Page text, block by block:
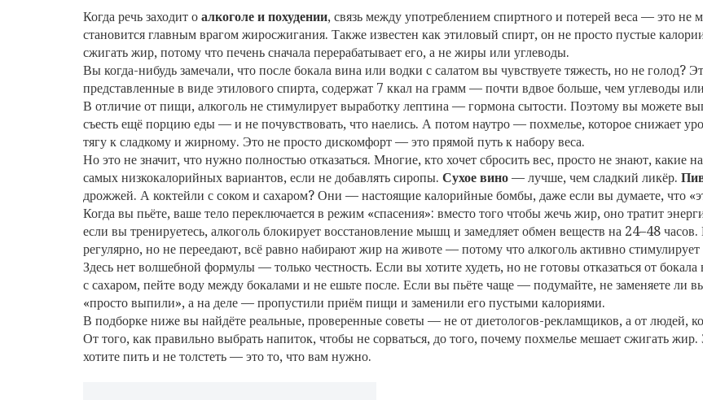
Когда речь заходит о алкоголе и похудении, связь между употреблением спиртного и потерей веса — это
становится главным врагом жиросжигания. Также известен как этиловый спирт, он не просто пустые
сжигать жир, потому что печень сначала перерабатывает его, а не жиры или углеводы.
Вы когда-нибудь замечали, что после бокала вина или водки с салатом вы чувствуете тяжесть, но не голод?
представленные в виде этилового спирта, содержат 7 ккал на грамм — почти вдвое больше, чем углеводы
В отличие от пищи, алкоголь не стимулирует выработку лептина — гормона сытости. Поэтому вы можете
съесть ещё порцию еды — и не почувствовать, что наелись. А потом наутро — похмелье, которое снижает
тягу к сладкому и жирному. Это не просто дискомфорт — это прямой путь к набору веса.
Но это не значит, что нужно полностью отказаться. Многие, кто хочет сбросить вес, просто не знают, какие
самых низкокалорийных вариантов, если не добавлять сиропы. Сухое вино — лучше, чем сладкий ликёр.
дрожжей. А коктейли с соком и сахаром? Они — настоящие калорийные бомбы, даже если вы думаете, что
Когда вы пьёте, ваше тело переключается в режим «спасения»: вместо того чтобы жечь жир, оно тратит
если вы тренируетесь, алкоголь блокирует восстановление мышц и замедляет обмен веществ на 24–48
регулярно, но не переедают, всё равно набирают жир на животе — потому что алкоголь активно
Здесь нет волшебной формулы — только честность. Если вы хотите худеть, но не готовы отказаться от
с сахаром, пейте воду между бокалами и не ешьте после. Если вы пьёте чаще — подумайте, не заменяете ли
«просто выпили», а на деле — пропустили приём пищи и заменили его пустыми калориями.
В подборке ниже вы найдёте реальные, проверенные советы — не от диетологов-рекламщиков, а от людей,
От того, как правильно выбрать напиток, чтобы не сорваться, до того, почему похмелье мешает сжигать
хотите пить и не толстеть — это то, что вам нужно.